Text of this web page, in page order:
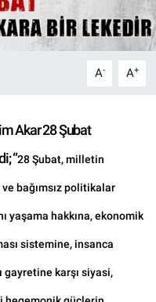
A- A+
Akar 28 Şubat
“28 Şubat, milletin
bağımsız politikalar
yaşama hakkına, ekonomik
sistemine, insanca
gayretine karşı siyasi,